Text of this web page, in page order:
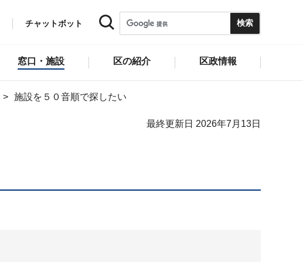
チャットボット
窓口・施設 区の紹介 区政情報
施設を５０音順で探したい
最終更新日 2026年7月13日